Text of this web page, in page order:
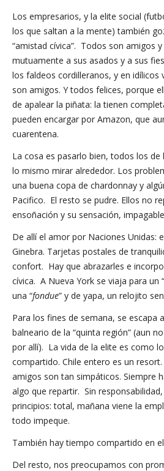
Los empresarios, y la elite social
los que saltan a la mente) también
“amistad cívica”. Todos son amigos
mutuamente a sus asados y a sus
los faldeos cordilleranos, y en idílicos
son amigos. Y todos felices, porque
de apalear la piñata: la tienen
pueden encargar por Amazon, que
cuarentena.
La cosa es pasarlo bien, todos los de
lo mismo mirar alrededor. Los
una buena copa de chardonnay y
Pacifico. El resto se pudre. Ellos no
ensoñación y su sensación,
De allí el amor por Naciones Unidas:
Ginebra. Tarjetas postales de
confort. Hay que abrazarles e
cívica. A Nueva York se viaja para un “
una “fondue” y de yapa, un relojito
Para los fines de semana, se escapa
balneario de la “quinta región” (aun
por allí). La vida de la elite es como
compartido. Chile entero es un
amigos son tan simpáticos. Siempre
algo que repartir. Sin
principios: total, mañana viene la
todo impeque.
También hay tiempo compartido en
Del resto, nos preocupamos con